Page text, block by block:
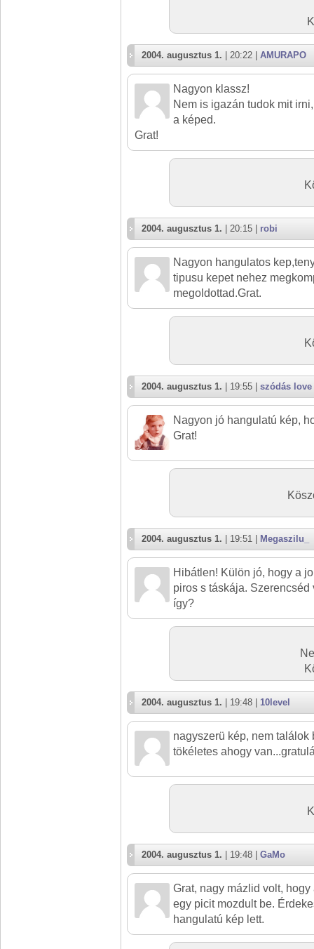
2004. augusztus 1. | 20:22 | AMURAPO
Nagyon klassz!
Nem is igazán tudok mit
a képed.
Grat!
2004. augusztus 1. | 20:15 | robi
Nagyon hangulatos
tipusu kepet nehez
megoldottad.Grat.
2004. augusztus 1. | 19:55 | szódás love
Nagyon jó hangulatú kép,
Grat!
2004. augusztus 1. | 19:51 | Megaszilu_
Hibátlen! Külön jó, hogy a
piros s táskája. Szerencséd
így?
2004. augusztus 1. | 19:48 | 10level
nagyszerü kép, nem találok
tökéletes ahogy
2004. augusztus 1. | 19:48 | GaMo
Grat, nagy mázlid volt,
egy picit mozdult be.
hangulatú kép lett.